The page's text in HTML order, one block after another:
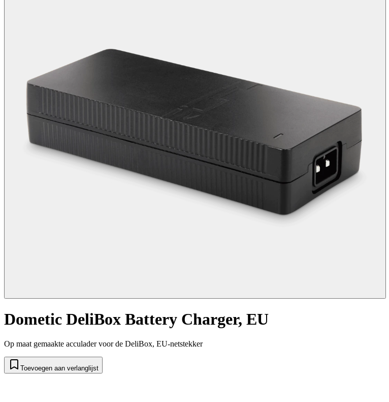
Dometic DeliBox Battery Charger, EU
Op maat gemaakte acculader voor de DeliBox, EU-netstekker
Toevoegen aan verlanglijst